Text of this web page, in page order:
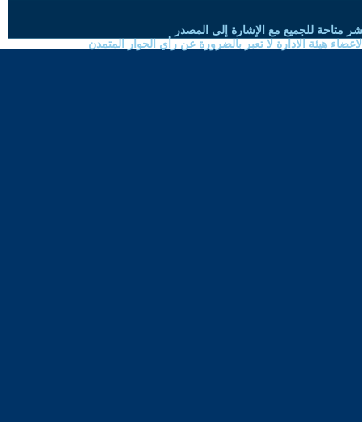
متاحة للجميع مع الإشارة إلى المصدر
هيئة الادارة لا تعبر بالضرورة عن رأي الحوار المتمدن